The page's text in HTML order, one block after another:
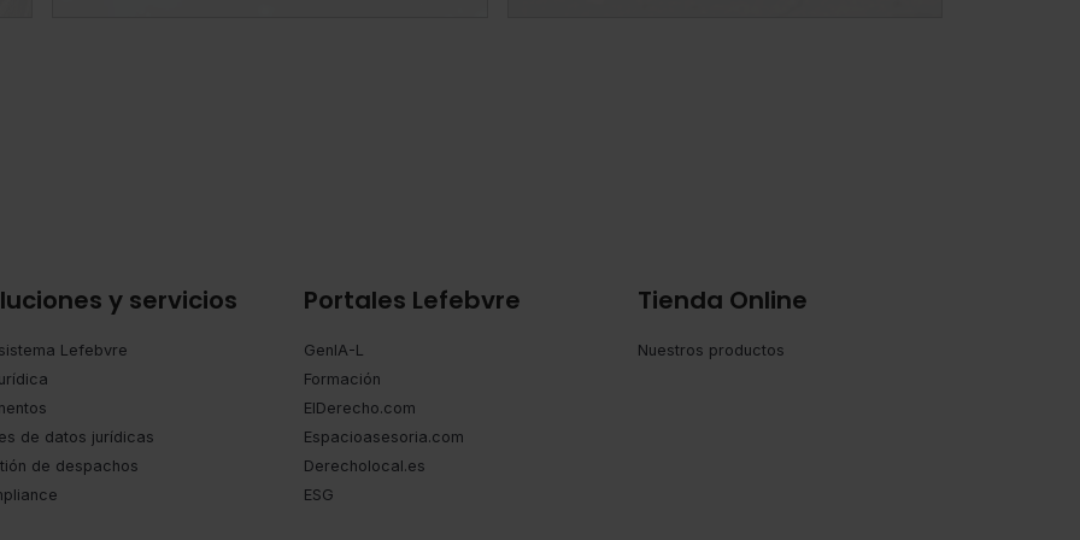
y servicios
Lefebvre
de datos jurídicas
de despachos
Portales Lefebvre
GenIA-L
Formación
ElDerecho.com
Espacioasesoria.com
Derecholocal.es
ESG
Tienda Online
Nuestros productos